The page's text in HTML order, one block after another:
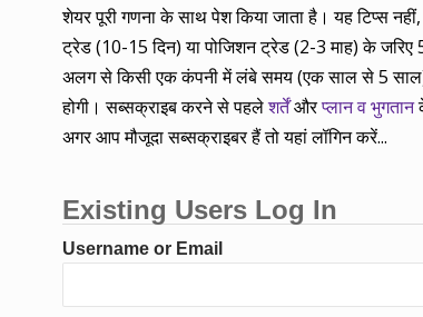
शेयर पूरी गणना के साथ पेश किया जाता है। यह टिप्स
ट्रेड (10-15 दिन) या पोजिशन ट्रेड (2-3 माह) के जरिए
अलग से किसी एक कंपनी में लंबे समय (एक साल से 5
होगी। सब्सक्राइब करने से पहलेशर्तेंऔरप्लान व भुगतान
अगर आप मौजूदा सब्सक्राइबर हैं तो यहां लॉगिन करें...
Existing Users Log In
Username or Email